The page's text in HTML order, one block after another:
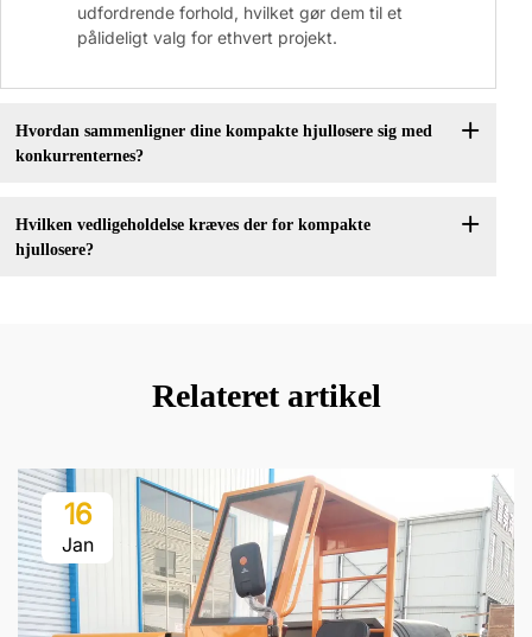
udfordrende forhold, hvilket gør dem til et
pålideligt valg for ethvert projekt.
Hvordan sammenligner dine kompakte hjullosere sig med
konkurrenternes?
Hvilken vedligeholdelse kræves der for kompakte
hjullosere?
Relateret artikel
16
Jan